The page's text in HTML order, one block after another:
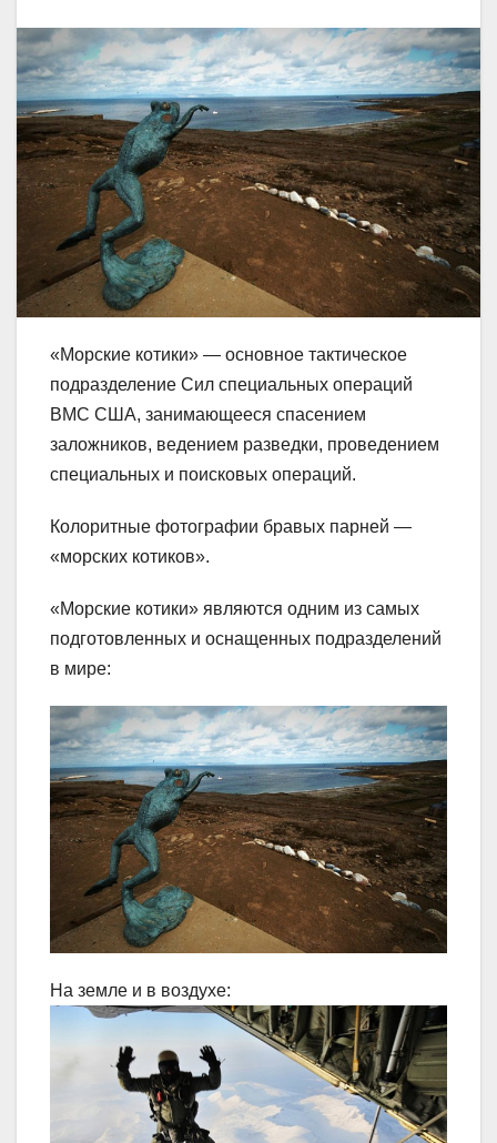
«Морские котики» — основное тактическое
подразделение Сил специальных операций
ВМС США, занимающееся спасением
заложников, ведением разведки, проведением
специальных и поисковых операций.
Колоритные фотографии бравых парней —
«морских котиков».
«Морские котики» являются одним из самых
подготовленных и оснащенных подразделений
в мире:
На земле и в воздухе: